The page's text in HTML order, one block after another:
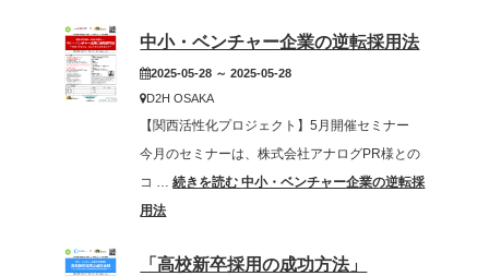
中小・ベンチャー企業の逆転採用法
2025-05-28 ～ 2025-05-28
D2H OSAKA
【関西活性化プロジェクト】5月開催セミナー
今月のセミナーは、株式会社アナログPR様との
コ …続きを読む中小・ベンチャー企業の逆転採
用法
「高校新卒採用の成功方法」